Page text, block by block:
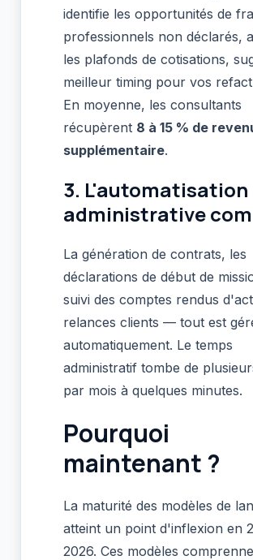
identifie les opportunités de
professionnels non déclarés,
les plafonds de cotisations,
meilleur timing pour vos
En moyenne, les consultants
récupèrent 8 à 15 % de
supplémentaire.
3. L'automatisation
administrative
La génération de contrats, les
déclarations de début de
suivi des comptes rendus
relances clients — tout est
automatiquement. Le temps
administratif tombe de
par mois à quelques minutes.
Pourquoi
maintenant ?
La maturité des modèles de
atteint un point d'inflexion en
2026. Ces modèles